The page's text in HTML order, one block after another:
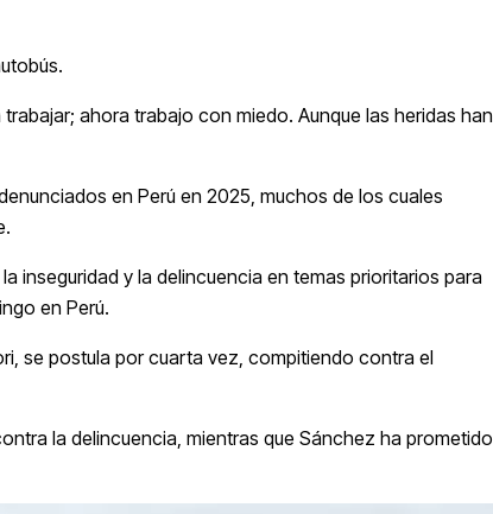
ahora trabajo con miedo. Aunque las heridas han
en Perú en 2025, muchos de los cuales
inseguridad y la delincuencia en temas prioritarios para
en Perú.
se postula por cuarta vez, compitiendo contra el
la delincuencia, mientras que Sánchez ha prometido